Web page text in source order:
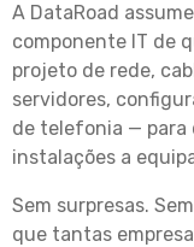
A DataRoad
componente IT de
projeto de rede,
servidores,
de telefonia — para
instalações a
Sem surpresas.
que tantas